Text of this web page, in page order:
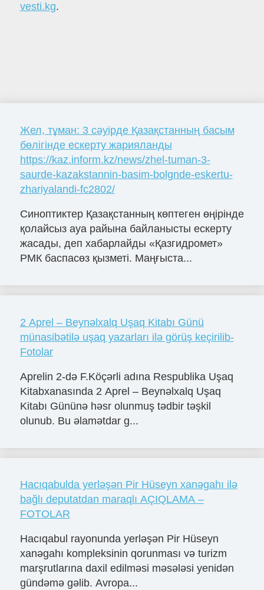
vesti.kg.
Жел, тұман: 3 сәуірде Қазақстанның басым
бөлігінде ескерту жарияланды
https://kaz.inform.kz/news/zhel-tuman-3-
saurde-kazakstannin-basim-bolgnde-eskertu-
zhariyalandi-fc2802/
Синоптиктер Қазақстанның көптеген өңірінде
қолайсыз ауа райына байланысты ескерту
жасады, деп хабарлайды «Қазгидромет»
РМК баспасөз қызметі. Маңғыста...
2 Aprel – Beynəlxalq Uşaq Kitabı Günü
münasibətilə uşaq yazarları ilə görüş keçirilib-
Fotolar
Aprelin 2-də F.Köçərli adına Respublika Uşaq
Kitabxanasında 2 Aprel – Beynəlxalq Uşaq
Kitabı Gününə həsr olunmuş tədbir təşkil
olunub. Bu əlamətdar g...
Hacıqabulda yerləşən Pir Hüseyn xanəgahı ilə
bağlı deputatdan maraqlı AÇIQLAMA –
FOTOLAR
Hacıqabul rayonunda yerləşən Pir Hüseyn
xanəgahı kompleksinin qorunması və turizm
marşrutlarına daxil edilməsi məsələsi yenidən
gündəmə gəlib. Avropa...